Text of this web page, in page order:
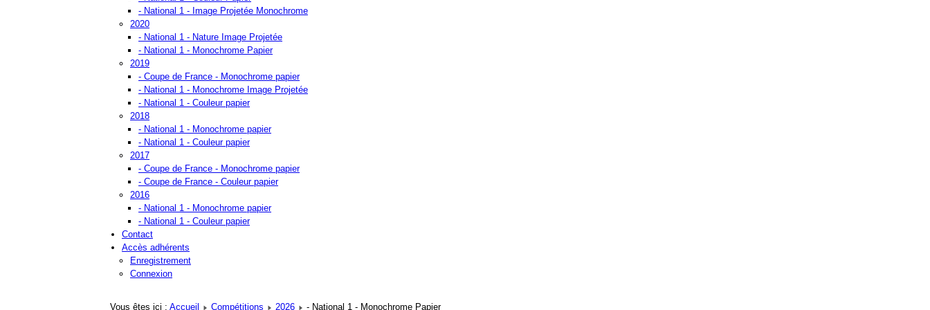
- National 1 - Image Projetée Monochrome
2020
- National 1 - Nature Image Projetée
- National 1 - Monochrome Papier
2019
- Coupe de France - Monochrome papier
- National 1 - Monochrome Image Projetée
- National 1 - Couleur papier
2018
- National 1 - Monochrome papier
- National 1 - Couleur papier
2017
- Coupe de France - Monochrome papier
- Coupe de France - Couleur papier
2016
- National 1 - Monochrome papier
- National 1 - Couleur papier
Contact
Accès adhérents
Enregistrement
Connexion
Vous êtes ici : Accueil Compétitions 2026 - National 1 - Monochrome Papier